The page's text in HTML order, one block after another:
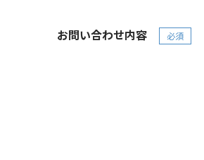
お問い合わせ内容 必須